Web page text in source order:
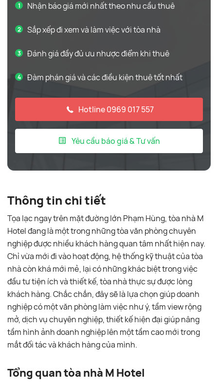
Nhận báo giá mới nhất theo nhu cầu thuê
Sắp xếp đi xem và làm việc với tòa nhà
Đánh giá đầy đủ ưu nhược điểm khi thuê
Đàm phán giá và các điều kiện thuê tốt nhất
Hotline 0969 017 557
Yêu cầu báo giá & Tư vấn
Thông tin chi tiết
Tọa lạc ngay trên mặt đường lớn Phạm Hùng, tòa nhà M
Hotel đang là một trong những tòa văn phòng chuyên
nghiệp được nhiều khách hàng quan tâm nhất hiện nay.
Chỉ vừa mới đi vào hoạt động, hệ thống kỹ thuật của tòa
nhà còn khá mới mẻ, lại có những khác biệt trong việc
đầu tư tiện ích và thiết kế, tòa nhà thực sự được lòng
khách hàng. Chắc chắn, đây sẽ là lựa chọn giúp doanh
nghiệp có một văn phòng làm việc như ý, tầm view rộng
mở, dịch vụ chuyên nghiệp, thiết kế hiện đại giúp nâng
tầm hình ảnh doanh nghiệp lên một tầm cao mới trong
mắt đối tác và khách hàng của mình.
Tổng quan tòa nhà M Hotel